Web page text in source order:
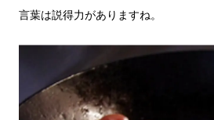
言葉は説得力がありますね。